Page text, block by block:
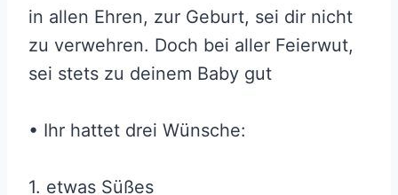
in allen Ehren, zur Geburt, sei dir nicht
zu verwehren. Doch bei aller Feierwut,
sei stets zu deinem Baby gut
• Ihr hattet drei Wünsche:
1. etwas Süßes